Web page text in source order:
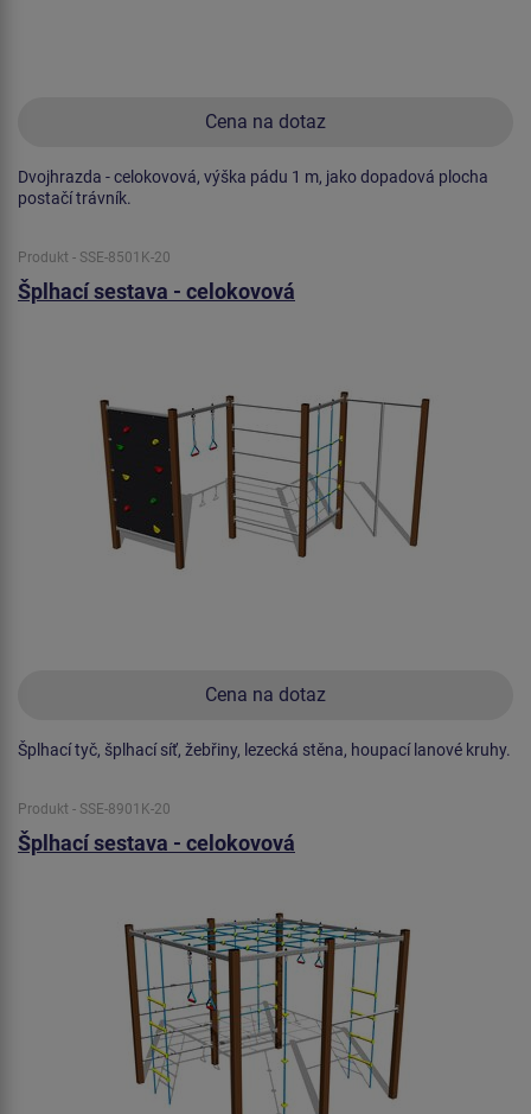
Cena na dotaz
Dvojhrazda - celokovová, výška pádu 1 m, jako dopadová plocha
postačí trávník.
Produkt - SSE-8501K-20
Šplhací sestava - celokovová
Cena na dotaz
Šplhací tyč, šplhací síť, žebřiny, lezecká stěna, houpací lanové kruhy.
Produkt - SSE-8901K-20
Šplhací sestava - celokovová